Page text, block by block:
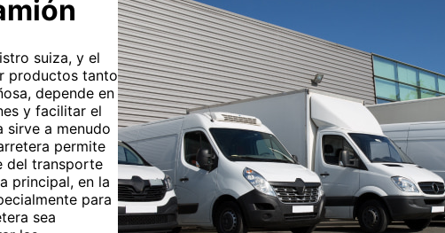
suiza, y el
productos tanto
depende en
y facilitar el
sirve a menudo
permite
del transporte
principal, en la
para
sea